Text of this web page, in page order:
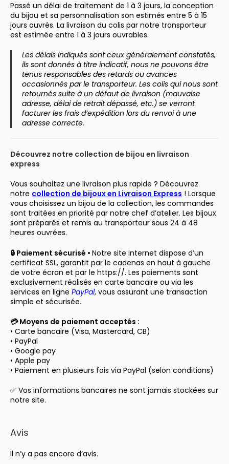
Passé un délai de traitement de 1 à 3 jours, la conception
du bijou et sa personnalisation son estimés entre 5 à 15
jours ouvrés. La livraison du colis par notre transporteur
est estimée entre 1 à 3 jours ouvrables.
Les délais indiqués sont ceux généralement constatés,
ils sont donnés à titre indicatif, nous ne pouvons être
tenus responsables des retards ou avances
occasionnés par le transporteur. Les colis qui nous sont
retournés suite à un défaut de livraison (mauvaise
adresse, délai de retrait dépassé, etc.) se verront
facturer les frais d’expédition lors du renvoi à une
adresse correcte.
Découvrez notre collection de bijou en livraison
express
Vous souhaitez une livraison plus rapide ? Découvrez
notre collection de bijoux en Livraison Express ! Lorsque
vous choisissez un bijou de la collection, les commandes
sont traitées en priorité par notre chef d’atelier. Les bijoux
sont préparés et remis au transporteur sous 24 à 48
heures ouvrées.
🔒 Paiement sécurisé • Notre site internet dispose d’un
certificat SSL, garantit par le cadenas en haut à gauche
de votre écran et par le https://. Les paiements sont
exclusivement réalisés en carte bancaire ou via les
services en ligne PayPal, vous assurant une transaction
simple et sécurisée.
💳 Moyens de paiement acceptés :
• Carte bancaire (Visa, Mastercard, CB)
• PayPal
• Google pay
• Apple pay
• Paiement en plusieurs fois via PayPal (selon conditions)
✅ Vos informations bancaires ne sont jamais stockées sur
notre site.
Avis
Il n’y a pas encore d’avis.